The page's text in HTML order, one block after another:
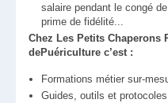
salaire pendant le congé
prime de fidélité...
Chez Les Petits Chaperons
dePuériculture c’est :
Formations métier sur-
Guides, outils et